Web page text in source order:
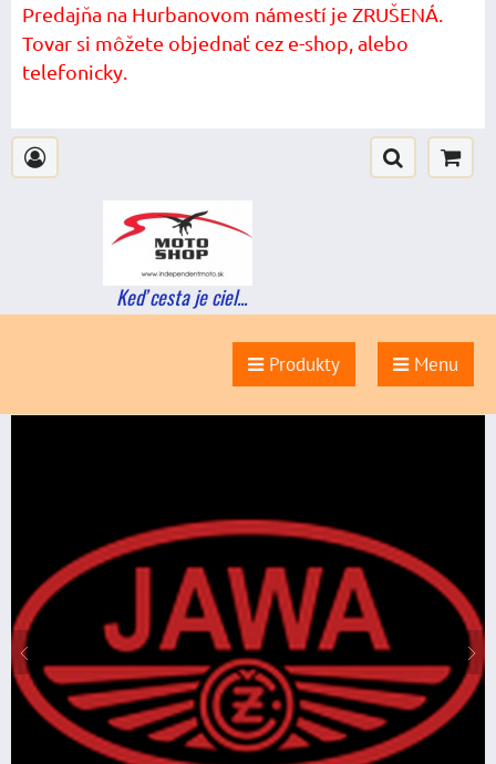
Predajňa na Hurbanovom námestí je ZRUŠENÁ.
Tovar si môžete objednať cez e-shop, alebo
telefonicky.
Keď cesta je ciel...
Produkty Menu